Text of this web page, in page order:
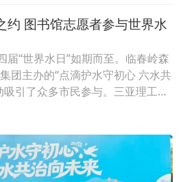
约 图书馆志愿者参与世界水
届“世界水日”如期而至。临春岭森
团主办的“点滴护水守初心 六水共
吸引了众多市民参与。三亚理工…